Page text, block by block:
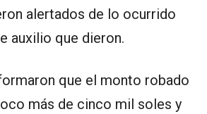
alertados de lo ocurrido
auxilio que dieron.
que el monto robado
más de cinco mil soles y